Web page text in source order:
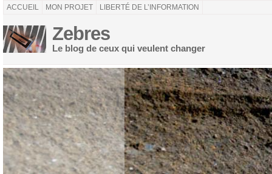
ACCUEIL MON PROJET LIBERTÉ DE L’INFORMATION
Zebres
Le blog de ceux qui veulent changer